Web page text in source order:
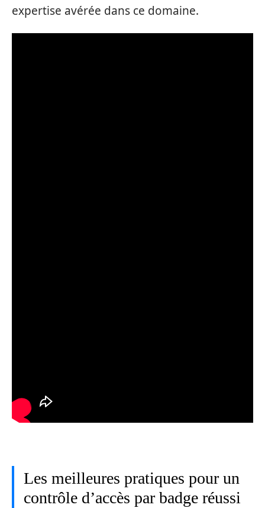
expertise avérée dans ce domaine.
Les meilleures pratiques pour un
contrôle d’accès par badge réussi